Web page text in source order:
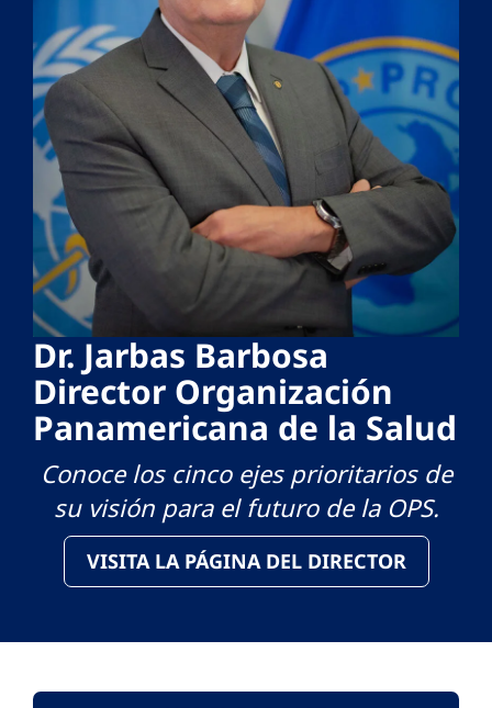
Dr. Jarbas Barbosa
Director Organización
Panamericana de la Salud
Conoce los cinco ejes prioritarios de
su visión para el futuro de la OPS.
VISITA LA PÁGINA DEL DIRECTOR